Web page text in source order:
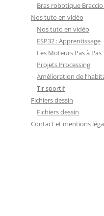
Bras robotique Braccio
Nos tuto en vidéo
Nos tuto en vidéo
ESP32 : Apprentissage
Les Moteurs Pas à Pas
Projets Processing
Amélioration de
Tir sportif
Fichiers dessin
Fichiers dessin
Contact et mentions